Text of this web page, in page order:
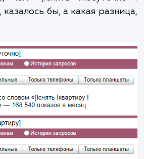
«СургутМебель».
в интернет-магазине |
товара тоже
шаблону:
— купить + регион по